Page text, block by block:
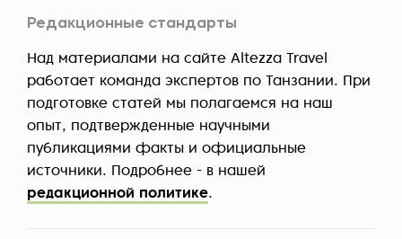
Редакционные стандарты
Над материалами на сайте Altezza Travel
работает команда экспертов по Танзании. При
подготовке статей мы полагаемся на наш
опыт, подтвержденные научными
публикациями факты и официальные
источники. Подробнее - в нашей
редакционной политике.